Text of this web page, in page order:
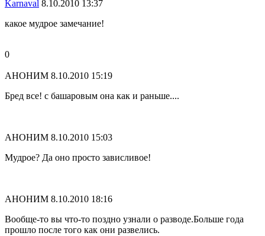
Karnaval 8.10.2010 13:37
какое мудрое замечание!
0
АНОНИМ 8.10.2010 15:19
Бред все! с башаровым она как и раньше....
АНОНИМ 8.10.2010 15:03
Мудрое? Да оно просто зависливое!
АНОНИМ 8.10.2010 18:16
Вообще-то вы что-то поздно узнали о разводе.Больше года
прошло после того как они развелись.